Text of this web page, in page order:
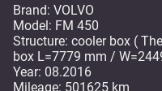
Brand: VOLVO
Model: FM 450
Structure: cooler box (
box L=7779 mm /
Year: 08.2016
Mileage: 501625 km